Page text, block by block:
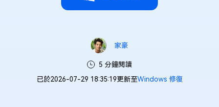
家豪
5 分鐘閱讀
已於2026-07-29 18:35:19更新至Windows 修復